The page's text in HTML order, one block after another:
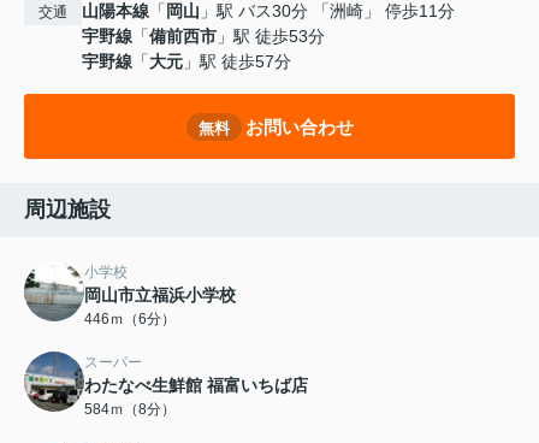
交通 山陽本線 「 岡山 」駅 バス30分 「洲崎」 停歩11分
宇野線 「備前西市 」駅 徒歩53分
宇野線 「大元 」駅 徒歩57分
無料 お問い合わせ
周辺施設
小学校
岡山市立福浜小学校
446ｍ（6分）
スーパー
わたなべ生鮮館 福富いちば店
584ｍ（8分）